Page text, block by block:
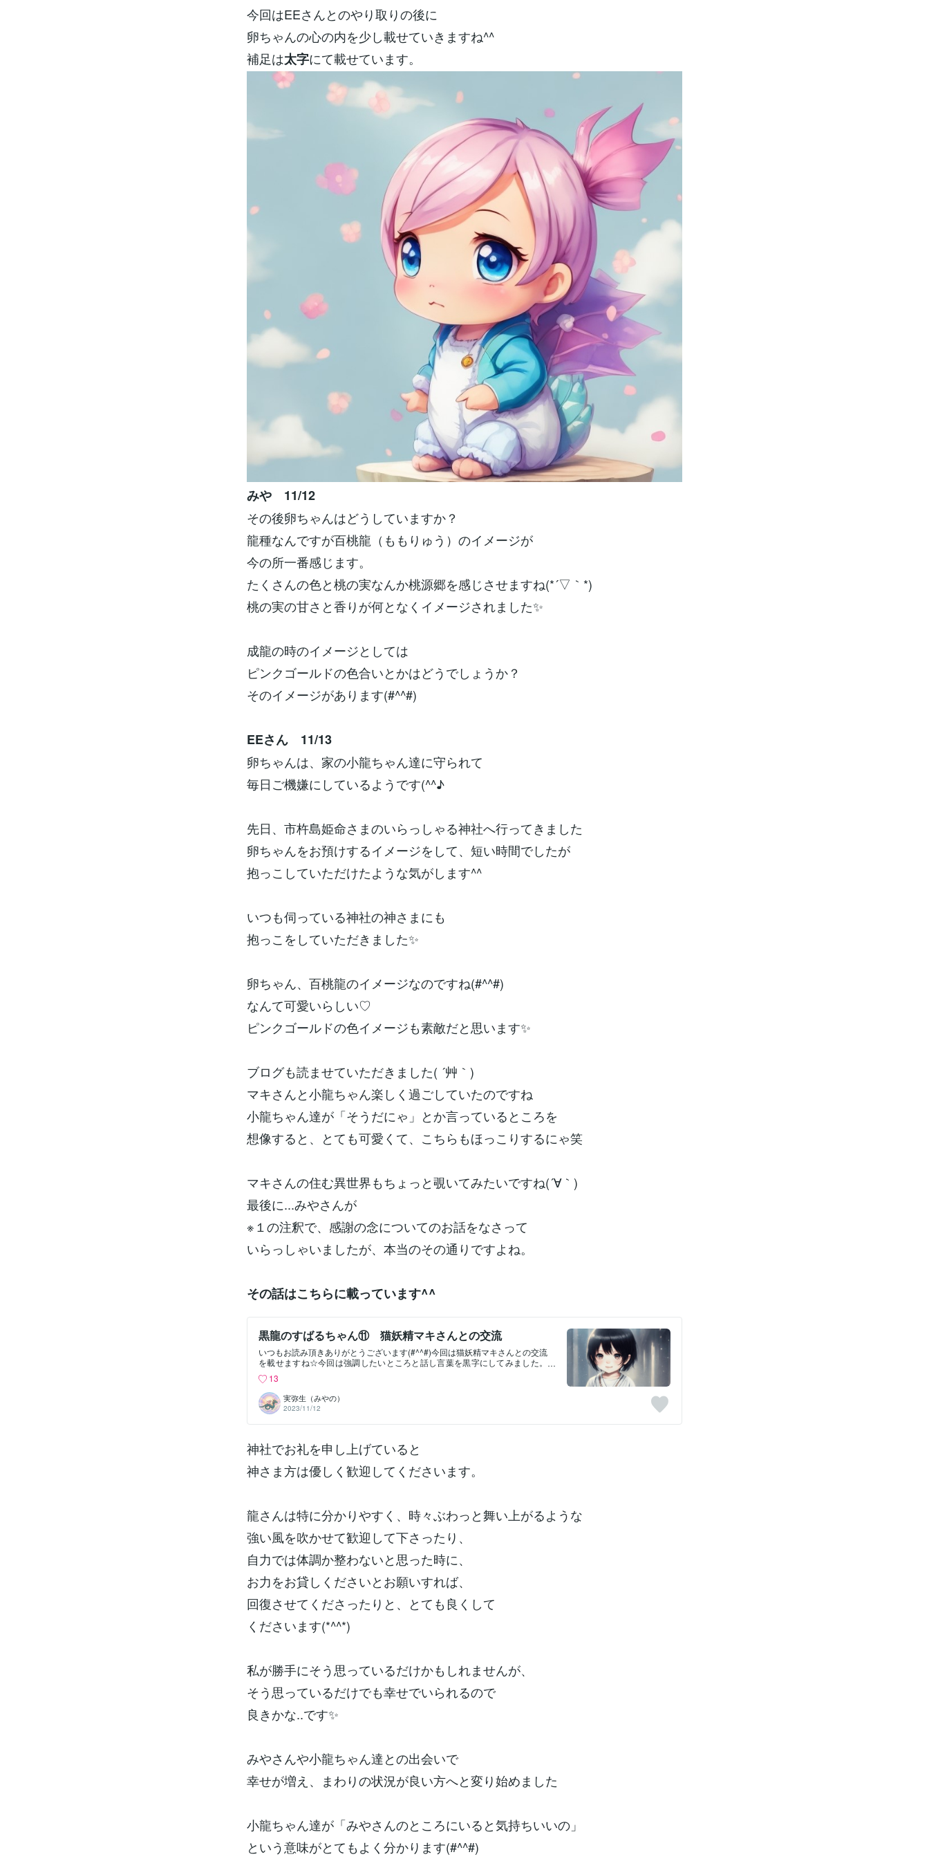
今回はEEさんとのやり取りの後に
卵ちゃんの心の内を少し載せていきますね^^
補足は太字にて載せています。
みや 11/12
その後卵ちゃんはどうしていますか？
龍種なんですが百桃龍（ももりゅう）のイメージが
今の所一番感じます。
たくさんの色と桃の実なんか桃源郷を感じさせますね(*´▽｀*)
桃の実の甘さと香りが何となくイメージされました✨
成龍の時のイメージとしては
ピンクゴールドの色合いとかはどうでしょうか？
そのイメージがあります(#^^#)
EEさん 11/13
卵ちゃんは、家の小龍ちゃん達に守られて
毎日ご機嫌にしているようです(^^♪
先日、市杵島姫命さまのいらっしゃる神社へ行ってきました
卵ちゃんをお預けするイメージをして、短い時間でしたが
抱っこしていただけたような気がします^^
いつも伺っている神社の神さまにも
抱っこをしていただきました✨
卵ちゃん、百桃龍のイメージなのですね(#^^#)
なんて可愛いらしい♡
ピンクゴールドの色イメージも素敵だと思います✨
ブログも読ませていただきました( ´艸｀)
マキさんと小龍ちゃん楽しく過ごしていたのですね
小龍ちゃん達が「そうだにゃ」とか言っているところを
想像すると、とても可愛くて、こちらもほっこりするにゃ笑
マキさんの住む異世界もちょっと覗いてみたいですね(´∀｀)
最後に...みやさんが
※１の注釈で、感謝の念についてのお話をなさって
いらっしゃいましたが、本当のその通りですよね。
その話はこちらに載っています^^
黒龍のすばるちゃん⑪ 猫妖精マキさんとの交流
いつもお読み頂きありがとうございます(#^^#)今回は猫妖精マキさんとの交流
を載せますね☆今回は強調したいところと話し言葉を黒字にしてみました。
名前を載せて誰の話かも黒字で分けています。みや マキさんは朝から来て
いますが皆が大好きになったようです。「にゃ」がつく話し方で話していま
す。 「可愛い子たちだにゃ」と話していました。 一番最初は白龍のラシェち
ゃんが懐きました。その後は他の子たちもマキさんに夢中です。（緑龍のベ
ルちゃんをのぞいてです）明日派遣先の方の所への小龍ちゃん達三人が行く
お泊り会の予定を組んだんですが誰も行きたがりません。 マキさんがいつま
（翌日） 今家に泊まってくださっているマキさんが大人気です。 みな揃っ
てマキさんと寝たがり、私のとこで寝たのはベルちゃんくらいです。 他の子
はマキさんがいる間はマキさんにべったりしています。 それでお泊り会も誰
も行きたがらなくてホント困りました(^_^;) 小龍ちゃんの間でマキさんの話し
♡ マキさんも小龍ちゃん達が可愛くて仕方ないようで 「一人連れていきたい
にゃ」と言い出しました。 誰でもいいので共に過ごす子を募集したいそうで
したら黒龍ちゃんかな？） 今の所はどの子が行くか、誰も行かないかは決ま
13
実弥生（みやの）
2023/11/12
神社でお礼を申し上げていると
神さま方は優しく歓迎してくださいます。
龍さんは特に分かりやすく、時々ぶわっと舞い上がるような
強い風を吹かせて歓迎して下さったり、
自力では体調か整わないと思った時に、
お力をお貸しくださいとお願いすれば、
回復させてくださったりと、とても良くして
くださいます(*^^*)
私が勝手にそう思っているだけかもしれませんが、
そう思っているだけでも幸せでいられるので
良きかな..です✨
みやさんや小龍ちゃん達との出会いで
幸せが増え、まわりの状況が良い方へと変り始めました
小龍ちゃん達が「みやさんのところにいると気持ちいいの」
という意味がとてもよく分かります(#^^#)